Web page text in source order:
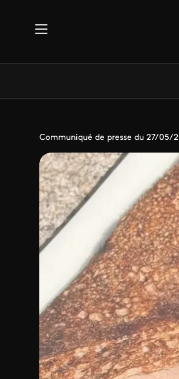
Communiqué de presse du 27/05/